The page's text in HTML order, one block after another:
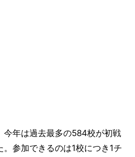
今年は過去最多の584校が初戦
参加できるのは1校につき1チ